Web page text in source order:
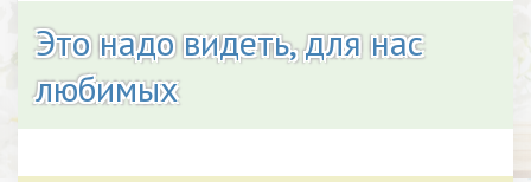
Это надо видеть, для нас
любимых